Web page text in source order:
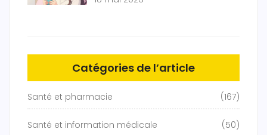
Catégories de l’article
Santé et pharmacie (167)
Santé et information médicale (50)